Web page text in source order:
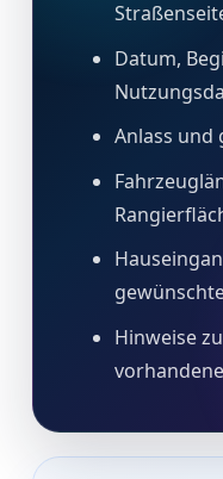
Datum,
Anlass und
Hinweise